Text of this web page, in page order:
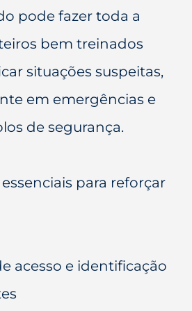
pode fazer toda a
bem treinados
situações suspeitas,
em emergências e
de segurança.
para reforçar
acesso e identificação